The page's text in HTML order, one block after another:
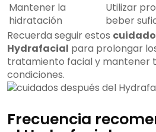
Mantener la
hidratación
Utilizar
beber
Recuerda seguir estos
Hydrafacial para prolongar
tratamiento facial y mantener
condiciones.
Frecuencia